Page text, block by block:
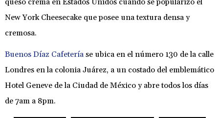
New York Cheesecake que posee una textura densa y
cremosa.
Buenos Díaz Cafetería se ubica en el número 130 de la calle
Londres en la colonia Juárez, a un costado del emblemático
Hotel Geneve de la Ciudad de México y abre todos los días
de 7am a 8pm.